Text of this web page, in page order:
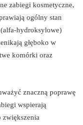
zabiegi kosmetyczne,
ogólny stan
(alfa-hydroksylowe)
głęboko w
komórki oraz
znaczną poprawę
wspierają
zwiększenia